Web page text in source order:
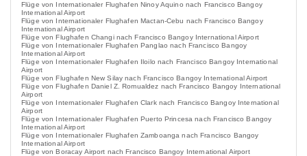
Flüge von Internationaler Flughafen Ninoy Aquino nach Francisco Bangoy
International Airport
Flüge von Internationaler Flughafen Mactan-Cebu nach Francisco Bangoy
International Airport
Flüge von Flughafen Changi nach Francisco Bangoy International Airport
Flüge von Internationaler Flughafen Panglao nach Francisco Bangoy
International Airport
Flüge von Internationaler Flughafen Iloilo nach Francisco Bangoy International
Airport
Flüge von Flughafen New Silay nach Francisco Bangoy International Airport
Flüge von Flughafen Daniel Z. Romualdez nach Francisco Bangoy International
Airport
Flüge von Internationaler Flughafen Clark nach Francisco Bangoy International
Airport
Flüge von Internationaler Flughafen Puerto Princesa nach Francisco Bangoy
International Airport
Flüge von Internationaler Flughafen Zamboanga nach Francisco Bangoy
International Airport
Flüge von Boracay Airport nach Francisco Bangoy International Airport